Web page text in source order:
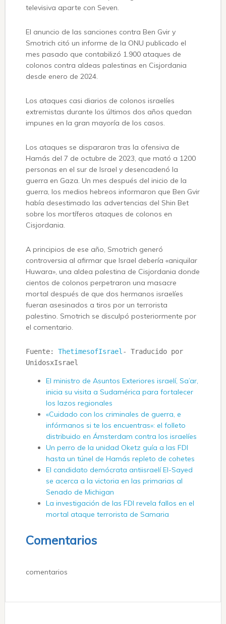
televisiva aparte con Seven.
El anuncio de las sanciones contra Ben Gvir y
Smotrich citó un informe de la ONU publicado el
mes pasado que contabilizó 1.900 ataques de
colonos contra aldeas palestinas en Cisjordania
desde enero de 2024.
Los ataques casi diarios de colonos israelíes
extremistas durante los últimos dos años quedan
impunes en la gran mayoría de los casos.
Los ataques se dispararon tras la ofensiva de
Hamás del 7 de octubre de 2023, que mató a 1200
personas en el sur de Israel y desencadenó la
guerra en Gaza. Un mes después del inicio de la
guerra, los medios hebreos informaron que Ben Gvir
había desestimado las advertencias del Shin Bet
sobre los mortíferos ataques de colonos en
Cisjordania.
A principios de ese año, Smotrich generó
controversia al afirmar que Israel debería «aniquilar
Huwara», una aldea palestina de Cisjordania donde
cientos de colonos perpetraron una masacre
mortal después de que dos hermanos israelíes
fueran asesinados a tiros por un terrorista
palestino. Smotrich se disculpó posteriormente por
el comentario.
Fuente: ThetimesofIsrael - Traducido por
UnidosxIsrael
El ministro de Asuntos Exteriores israelí, Sa’ar,
inicia su visita a Sudamérica para fortalecer
los lazos regionales
«Cuidado con los criminales de guerra, e
infórmanos si te los encuentras»: el folleto
distribuido en Ámsterdam contra los israelíes
Un perro de la unidad Oketz guía a las FDI
hasta un túnel de Hamás repleto de cohetes
El candidato demócrata antiisraelí El-Sayed
se acerca a la victoria en las primarias al
Senado de Michigan
La investigación de las FDI revela fallos en el
mortal ataque terrorista de Samaria
Comentarios
comentarios